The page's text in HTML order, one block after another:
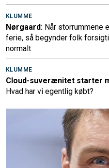
KLUMME
Nørgaard: Når storrummene
ferie, så begynder folk
normalt
KLUMME
Cloud-suverænitet starter
Hvad har vi egentlig købt?